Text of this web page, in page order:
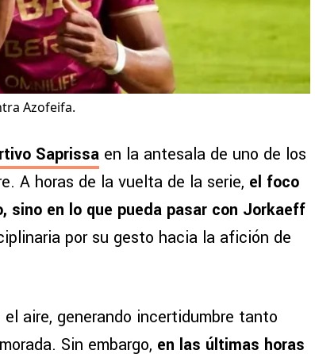
Azofeifa.
Saprissa en la antesala de uno de los
A horas de la vuelta de la serie, el foco
en lo que pueda pasar con Jorkaeff
por su gesto hacia la afición de
aire, generando incertidumbre tanto
Sin embargo, en las últimas horas